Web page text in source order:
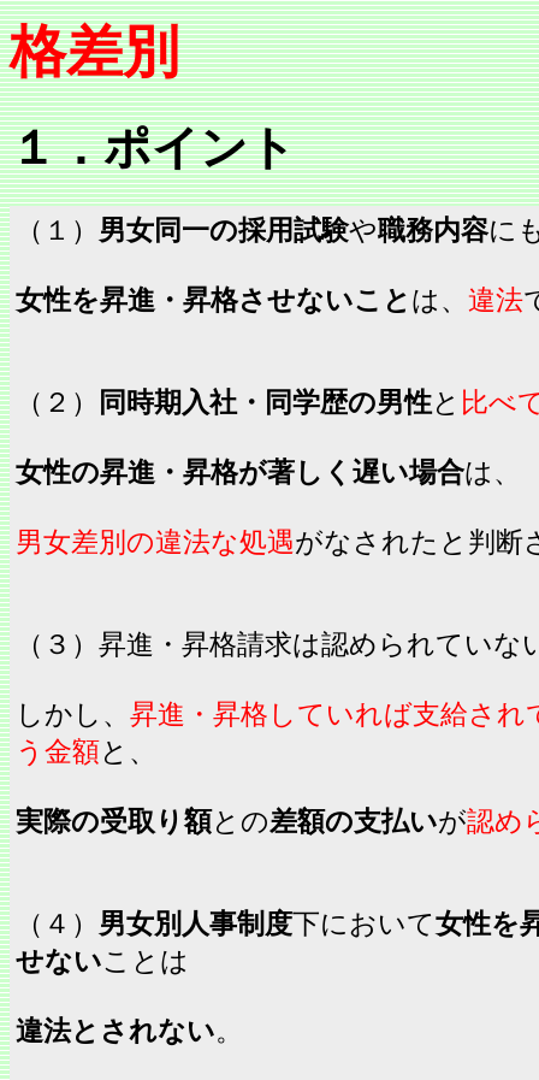
格差別
１．ポイント
（１） 男女同一の採用試験や職務内容に
女性を昇進・昇格させないことは、 違法
（２） 同時期入社・同学歴の男性と 比べ
女性の昇進・昇格が著しく遅い場合は、
男女差別の違法な処遇がなされたと判断
（３）昇進・昇格請求は認められていな
しかし、 昇進・昇格していれば支給され
う金額と、
実際の受取り額との差額の支払いが認め
（４） 男女別人事制度下において女性を
せないことは
違法とされない。